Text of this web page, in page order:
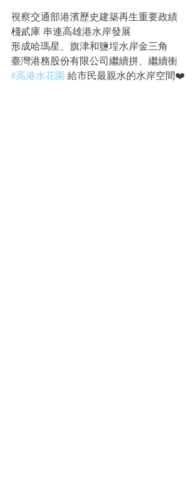
視察交通部港濱歷史建築再生重要政績
棧貳庫 串連高雄港水岸發展
形成哈瑪星、旗津和鹽埕水岸金三角
臺灣港務股份有限公司繼續拼、繼續衝
#高港水花園 給市民最親水的水岸空間❤️